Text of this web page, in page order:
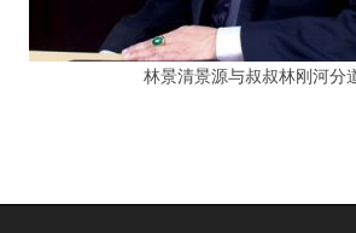
林景清景源与叔叔林刚河分